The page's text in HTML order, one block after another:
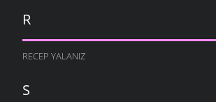
R
RECEP YALANIZ
S